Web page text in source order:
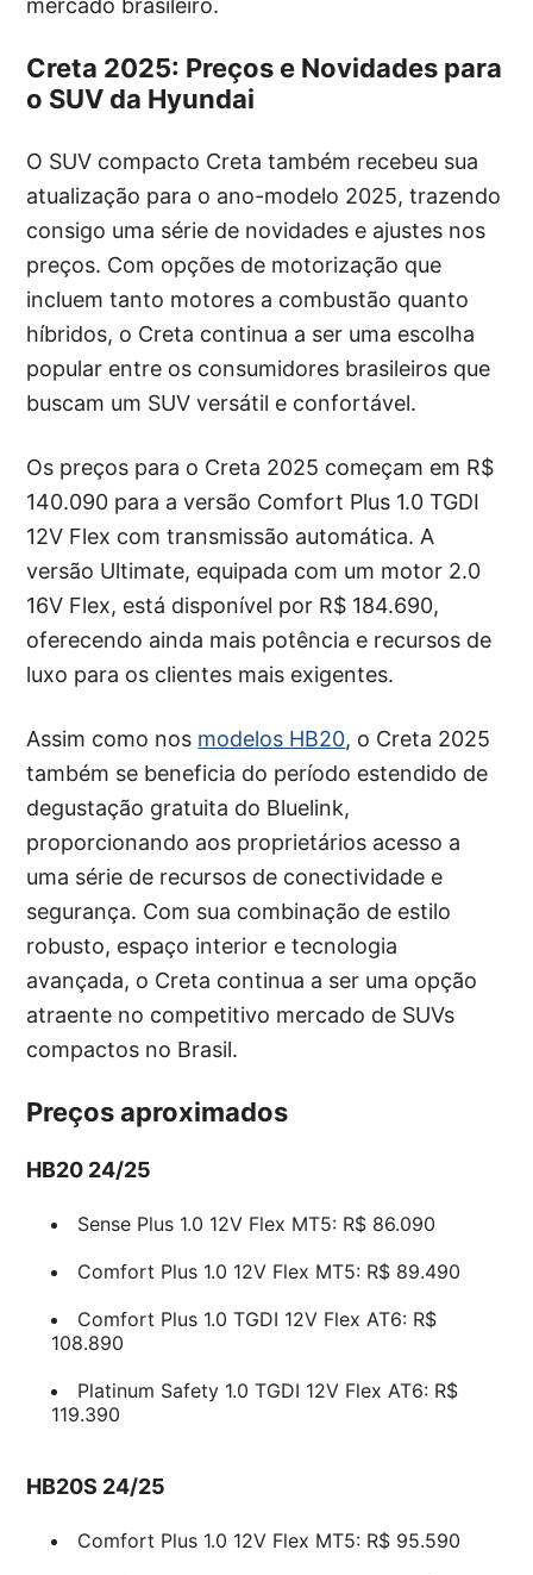
mercado brasileiro.
Creta 2025: Preços e Novidades para
o SUV da Hyundai
O SUV compacto Creta também recebeu sua
atualização para o ano-modelo 2025, trazendo
consigo uma série de novidades e ajustes nos
preços. Com opções de motorização que
incluem tanto motores a combustão quanto
híbridos, o Creta continua a ser uma escolha
popular entre os consumidores brasileiros que
buscam um SUV versátil e confortável.
Os preços para o Creta 2025 começam em R$
140.090 para a versão Comfort Plus 1.0 TGDI
12V Flex com transmissão automática. A
versão Ultimate, equipada com um motor 2.0
16V Flex, está disponível por R$ 184.690,
oferecendo ainda mais potência e recursos de
luxo para os clientes mais exigentes.
Assim como nos modelos HB20, o Creta 2025
também se beneficia do período estendido de
degustação gratuita do Bluelink,
proporcionando aos proprietários acesso a
uma série de recursos de conectividade e
segurança. Com sua combinação de estilo
robusto, espaço interior e tecnologia
avançada, o Creta continua a ser uma opção
atraente no competitivo mercado de SUVs
compactos no Brasil.
Preços aproximados
HB20 24/25
Sense Plus 1.0 12V Flex MT5: R$ 86.090
Comfort Plus 1.0 12V Flex MT5: R$ 89.490
Comfort Plus 1.0 TGDI 12V Flex AT6: R$
108.890
Platinum Safety 1.0 TGDI 12V Flex AT6: R$
119.390
HB20S 24/25
Comfort Plus 1.0 12V Flex MT5: R$ 95.590